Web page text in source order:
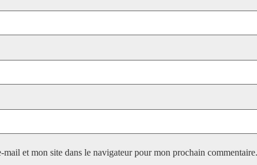
et mon site dans le navigateur pour mon prochain commentaire.